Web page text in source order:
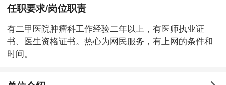
任职要求/岗位职责
有二甲医院肿瘤科工作经验二年以上，有医师执业证
书、医生资格证书。热心为网民服务，有上网的条件和
时间。